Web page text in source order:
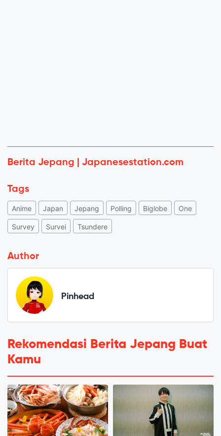
Berita Jepang | Japanesestation.com
Tags
Anime Japan Jepang Polling Biglobe One
Survey Survei Tsundere
Author
Pinhead
Rekomendasi Berita Jepang Buat
Kamu